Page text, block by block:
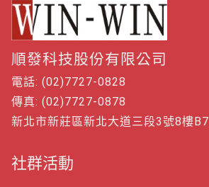
順發科技股份有限公司
電話: (02)7727-0828
傳真: (02)7727-0878
新北市新莊區新北大道三段3號8樓B7
社群活動